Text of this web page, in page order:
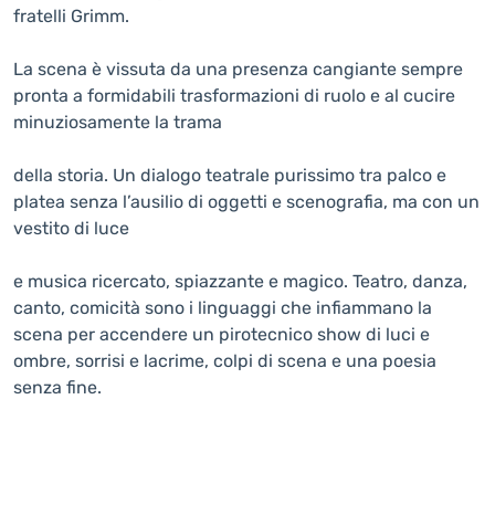
fratelli Grimm.
La scena è vissuta da una presenza cangiante sempre
pronta a formidabili trasformazioni di ruolo e al cucire
minuziosamente la trama
della storia. Un dialogo teatrale purissimo tra palco e
platea senza l’ausilio di oggetti e scenografia, ma con un
vestito di luce
e musica ricercato, spiazzante e magico. Teatro, danza,
canto, comicità sono i linguaggi che infiammano la
scena per accendere un pirotecnico show di luci e
ombre, sorrisi e lacrime, colpi di scena e una poesia
senza fine.